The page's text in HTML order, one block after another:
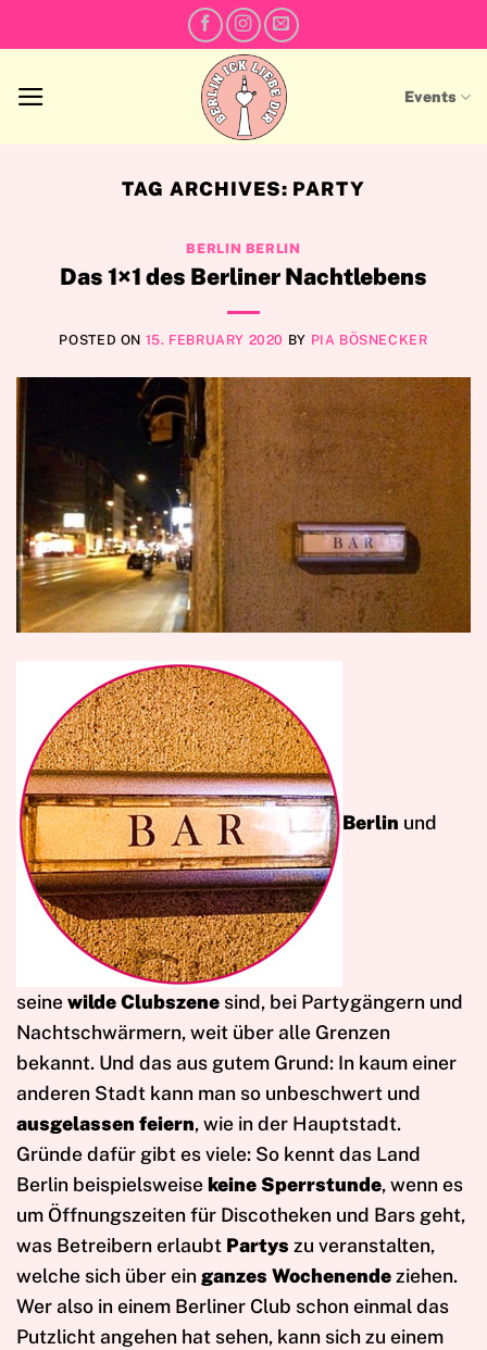
to
Events
TAG ARCHIVES: PARTY
BERLIN BERLIN
Das 1×1 des Berliner Nachtlebens
POSTED ON 15. FEBRUARY 2020 BY PIA BÖSNECKER
Berlin und
seinewilde Clubszene sind, bei Partygängern und
Nachtschwärmern, weit über alle Grenzen
bekannt. Und das aus gutem Grund: In kaum einer
anderen Stadt kann man so unbeschwert und
ausgelassen feiern, wie in der Hauptstadt.
Gründe dafür gibt es viele: So kennt das Land
Berlin beispielsweisekeine Sperrstunde, wenn es
um Öffnungszeiten für Discotheken und Bars geht,
was Betreibern erlaubt Partys zu veranstalten,
welche sich über einganzes Wochenendeziehen.
Wer also in einem Berliner Club schon einmal das
Putzlicht angehen hat sehen, kann sich zu einem